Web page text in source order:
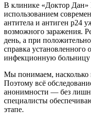
В клинике «Доктор Дан»
использованием
антитела и антиген p24
возможного заражения.
день, а при
справка установленного
инфекционную
Мы понимаем, насколько
Поэтому всё
анонимности — без
специалисты
этапе.